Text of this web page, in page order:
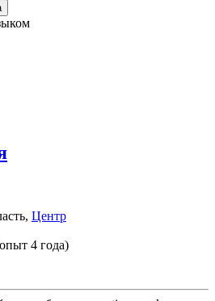
Центр
4 года)